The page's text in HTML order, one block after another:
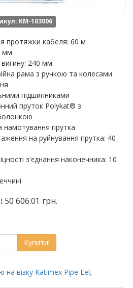
KM-103006
протяжки кабеля: 60 м
мм
вигину: 240 мм
рама з ручкою та колесами
підшипниками
пруток Polykat® з
намотування прутка
на руйнування прутка: 40
з'єднання наконечника: 10
50 606.01 грн.
Купити!
візку Katimex Pipe Eel,